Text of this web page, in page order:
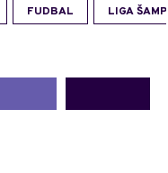
FUDBAL LIGA